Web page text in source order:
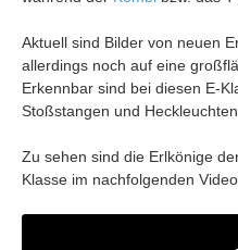
Aktuell sind Bilder von neuen
allerdings noch auf eine
Erkennbar sind bei diesen E-
Stoßstangen und
Zu sehen sind die Erlkönige
Klasse im nachfolgenden